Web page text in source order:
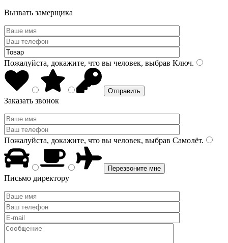
Вызвать замерщика
Пожалуйста, докажите, что вы человек, выбрав Ключ.
Заказать звонок
Пожалуйста, докажите, что вы человек, выбрав Самолёт.
Письмо директору